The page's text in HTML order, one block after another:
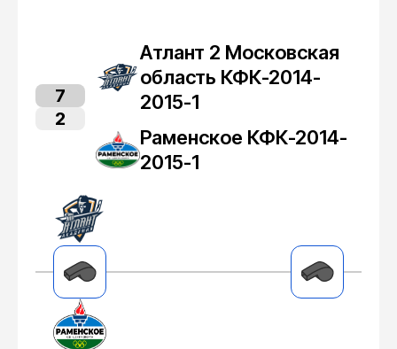
Атлант 2 Московская
область КФК-2014-
2015-1
7
2
Раменское КФК-2014-
2015-1